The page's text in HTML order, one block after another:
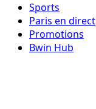
Sports
Paris en direct
Promotions
Bwin Hub